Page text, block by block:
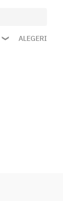
ALEGERI